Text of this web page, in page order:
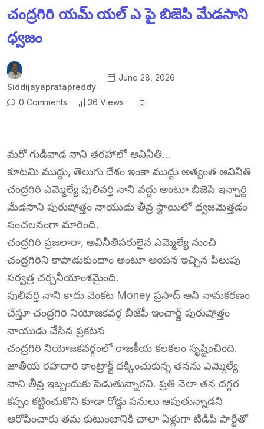
చంద్రగిరి యమ్ యల్ ఎ పై బిజెపి మేడసాని
ధ్వజం
Siddijayapratapreddy
June 28, 2026
0 Comments 36 Views
మరో గుడివాడ నాని తరహాలో అవినీతి…
కూటమి ముద్దు, తెలుగు దేశం ఇంకా ముద్దు అత్యంత అవినీతి
చంద్రగిరి ఎమ్మెల్యే పులివర్తి నాని వద్దు అంటూ బిజెపి ఇన్చార్జి
మేడసాని పురుషోత్తం నాయుడు తీవ్ర స్థాయిలో ధ్వజమెత్తడం
సంచలనంగా మారింది.
చంద్రగిరి ప్రజలారా, అవినీతిపరులైన ఎమ్మెల్యే నుంచి
చంద్రగిరిని కాపాడుకుందాం అంటూ ఆయన ఇచ్చిన పిలుపు
సర్వత్ర చర్చనీయాంశమైంది.
పులివర్తి నాని కాదు వెంకట Money ప్రసాద్ అని నామకరణం
చేస్తూ చంద్రగిరి నియోజకవర్గ బీజేపీ ఇంచార్జ్ పురుషోత్తం
నాయుడు చేసిన ప్రకటన
చంద్రగిరి నియోజకవర్గంలో రాజకీయ కలకలం సృష్టించింది.
జాతీయ రహదారి కాంట్రాక్ట్ దక్కించుకున్న తనను ఎమ్మెల్యే
నాని తీవ్ర ఇబ్బందుకు పెడుతున్నారని. ప్రతి నెలా తన దగ్గర
కప్పం కట్టించుకొని కూడా రోడ్డు పనులు ఆపుతున్నాడని
ఆరోపించారు తమ కుటుంబానికి చాలా ఏళ్లుగా టిడిపి పార్టీతో